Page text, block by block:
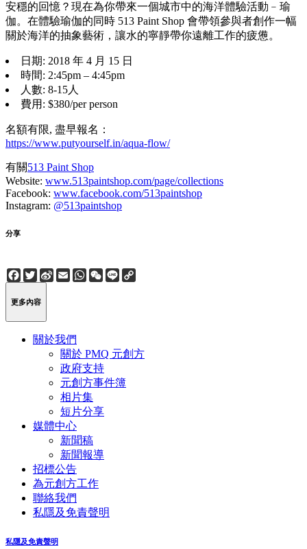
安穩的回憶？現在為你帶來一個城市中的海洋體驗活動﹣瑜
伽。在體驗瑜伽的同時 513 Paint Shop 會帶領參與者創作一幅
關於海洋的抽象藝術，讓水的寧靜帶你遠離工作的疲憊。
日期: 2018 年 4 月 15 日
時間: 2:45pm – 4:45pm
人數: 8-15人
費用: $380/per person
名額有限, 盡早報名：
https://www.putyourself.in/aqua-flow/
有關513 Paint Shop
Website: www.513paintshop.com/page/collections
Facebook: www.facebook.com/513paintshop
Instagram: @513paintshop
分享
Facebook
Twitter
Sina
Weibo
EmailWhatsApp
WeChat
Line
更多內容
關於我們
關於 PMQ 元創方
政府支持
元創方事件簿
相片集
短片分享
媒體中心
新聞稿
新聞報導
招標公告
為元創方工作
聯絡我們
私隱及免責聲明
私隱及免責聲明